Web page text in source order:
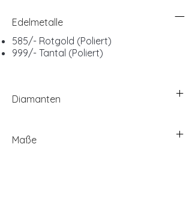
Edelmetalle
585/- Rotgold (Poliert)
999/- Tantal (Poliert)
Diamanten
Maße